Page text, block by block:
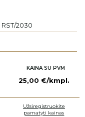
RST/2030
KAINA SU PVM
25,00 €/kmpl.
Užsiregistruokite
pamatyti kainas